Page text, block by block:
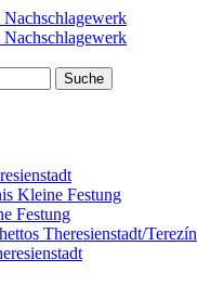
Suche
Kleine Festung
Festung
Theresienstadt/Terezín